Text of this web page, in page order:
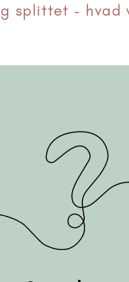
splittet - hvad